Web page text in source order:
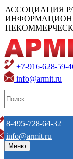
АССОЦИАЦИЯ
+7-916-628-59-
info@armit.ru
8-495-728-64-32
info@armit.ru
Меню